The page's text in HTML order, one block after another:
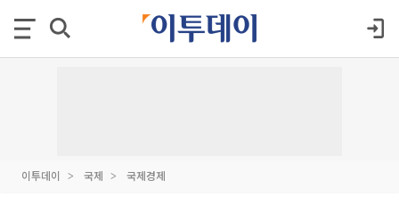
이투데이 국제 국제경제